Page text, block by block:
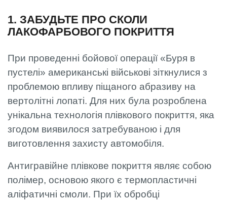
1. ЗАБУДЬТЕ ПРО СКОЛИ
ЛАКОФАРБОВОГО ПОКРИТТЯ
При проведенні бойової операції «Буря в
пустелі» американські військові зіткнулися з
проблемою впливу піщаного абразиву на
вертолітні лопаті. Для них була розроблена
унікальна технологія плівкового покриття, яка
згодом виявилося затребуваною і для
виготовлення захисту автомобіля.
Антигравійне плівкове покриття являє собою
полімер, основою якого є термопластичні
аліфатичні смоли. При їх обробці